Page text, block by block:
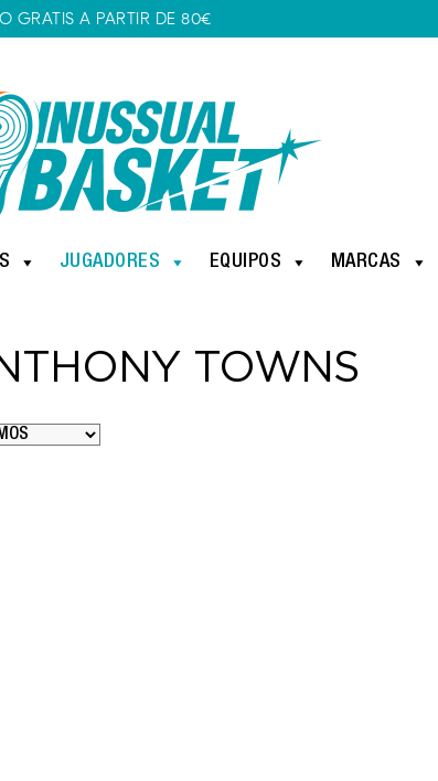
GRATIS A PARTIR DE 80€
JUGADORES EQUIPOS MARCAS
TOWNS